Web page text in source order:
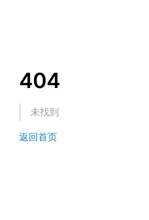
404
未找到
返回首页